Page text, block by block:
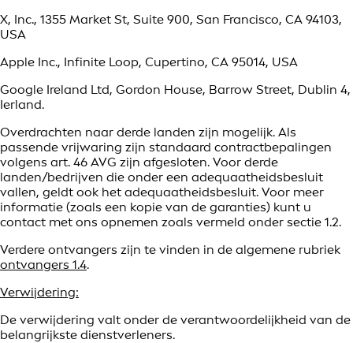
X, Inc., 1355 Market St, Suite 900, San Francisco, CA 94103,
USA
Apple Inc., Infinite Loop, Cupertino, CA 95014, USA
Google Ireland Ltd, Gordon House, Barrow Street, Dublin 4,
Ierland.
Overdrachten naar derde landen zijn mogelijk. Als
passende vrijwaring zijn standaard contractbepalingen
volgens art. 46 AVG zijn afgesloten. Voor derde
landen/bedrijven die onder een adequaatheidsbesluit
vallen, geldt ook het adequaatheidsbesluit. Voor meer
informatie (zoals een kopie van de garanties) kunt u
contact met ons opnemen zoals vermeld onder sectie 1.2.
Verdere ontvangers zijn te vinden in de algemene rubriek
ontvangers 1.4.
Verwijdering:
De verwijdering valt onder de verantwoordelijkheid van de
belangrijkste dienstverleners.